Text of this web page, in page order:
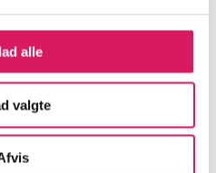
alle
valgte
Werner Wejp-Olsen